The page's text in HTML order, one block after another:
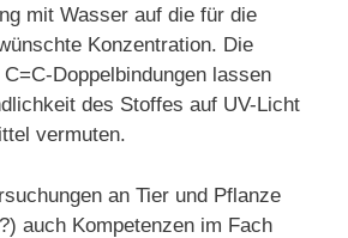
mit Wasser auf die für die
Konzentration. Die
Doppelbindungen lassen
des Stoffes auf UV-Licht
vermuten.
an Tier und Pflanze
auch Kompetenzen im Fach